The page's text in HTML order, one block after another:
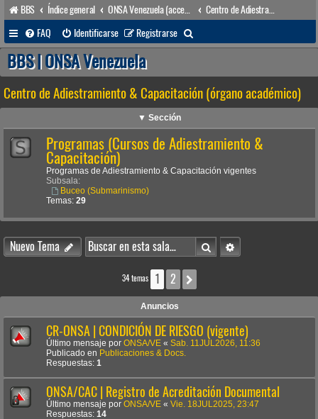
BBS Índice general ONSA Venezuela (acceso público)
Centro de Adiestramiento & Capacitación (órgano académico)
FAQ
Identificarse Registrarse
u
c
a
r
BBS | ONSA Venezuela
Centro de Adiestramiento & Capacitación (órgano académico)
▼ Sección
Programas (Cursos de Adiestramiento &
Capacitación)
Programas de Adiestramiento & Capacitación vigentes
Subsala:
Buceo (Submarinismo)
Temas: 29
Nuevo Tema BuscarBúsqueda avanzada
34 temas 1 2
Anuncios
CR-ONSA | CONDICIÓN DE RIESGO (vigente)
Último mensaje por ONSA/VE « Sab. 11JUL2026, 11:36
Publicado en Publicaciones & Docs.
Respuestas: 1
ONSA/CAC | Registro de Acreditación Documental
Último mensaje por ONSA/VE « Vie. 18JUL2025, 23:47
Respuestas: 14